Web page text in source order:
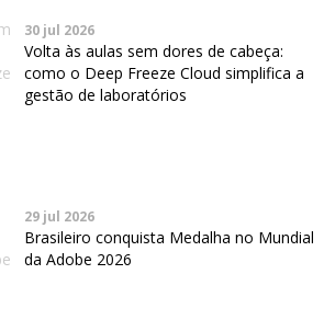
30 jul 2026
Volta às aulas sem dores de cabeça:
como o Deep Freeze Cloud simplifica a
gestão de laboratórios
29 jul 2026
Brasileiro conquista Medalha no Mundial
da Adobe 2026